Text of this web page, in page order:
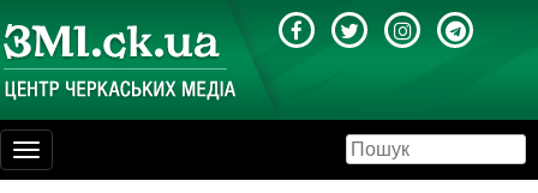
Toggle
navigation